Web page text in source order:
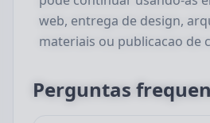
web, entrega de design,
materiais ou publicacao de
Perguntas